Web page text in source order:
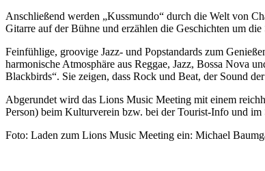
Anschließend werden „Kussmundo“ durch die Welt von
Gitarre auf der Bühne und erzählen die Geschichten um
Feinfühlige, groovige Jazz- und Popstandards zum
harmonische Atmosphäre aus Reggae, Jazz, Bossa Nova
Blackbirds“. Sie zeigen, dass Rock und Beat, der Sound
Abgerundet wird das Lions Music Meeting mit einem
Person) beim Kulturverein bzw. bei der Tourist-Info und
Foto: Laden zum Lions Music Meeting ein: Michael